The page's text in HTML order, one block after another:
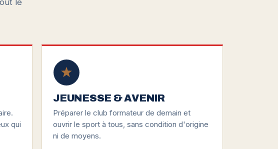
le
qui
JEUNESSE & AVENIR
Préparer le club formateur de demain et
ouvrir le sport à tous, sans condition d'origine
ni de moyens.